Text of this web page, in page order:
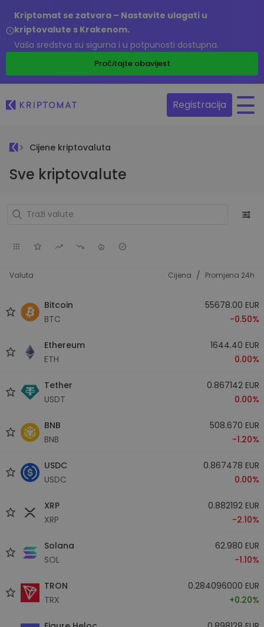
Kriptomat se zatvara – Nastavite ulagati u
kriptovalute s Krakenom.
Vaša sredstva su sigurna i u potpunosti dostupna.
Pročitajte obavijest
Registracija
Cijene kriptovaluta
Sve kriptovalute
Valuta Cijena / Promjena 24h
Bitcoin
BTC
55678.00 EUR
-0.50%
Ethereum
ETH
1644.40 EUR
0.00%
Tether
USDT
0.867142 EUR
0.00%
BNB
BNB
508.670 EUR
-1.20%
USDC
USDC
0.867478 EUR
0.00%
XRP
XRP
0.882192 EUR
-2.10%
Solana
SOL
62.980 EUR
-1.10%
TRON
TRX
0.284096000 EUR
+0.20%